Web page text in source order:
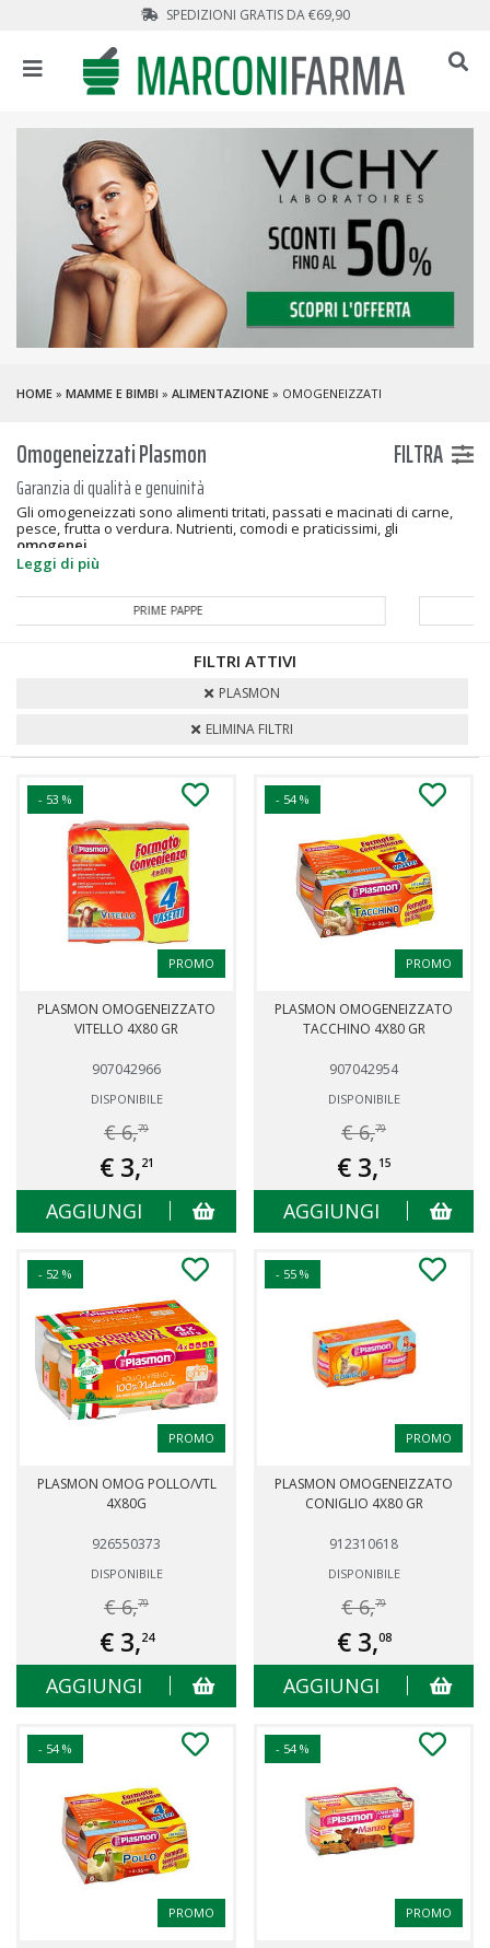
SPEDIZIONI GRATIS DA €69,90
HOME » MAMME E BIMBI » ALIMENTAZIONE » OMOGENEIZZATI
Omogeneizzati Plasmon FILTRA
Garanzia di qualità e genuinità
Gli omogeneizzati sono alimenti tritati, passati e macinati di carne,
pesce, frutta o verdura. Nutrienti, comodi e praticissimi, gli
omogenei...
Leggi di più
OMOGENEIZZATI
FILTRI ATTIVI
PLASMON
ELIMINA FILTRI
- 53 %
PROMO
PLASMON OMOGENEIZZATO
VITELLO 4X80 GR
907042966
DISPONIBILE
€ 6,79
€ 3,21
AGGIUNGI
- 54 %
PROMO
PLASMON OMOGENEIZZATO
TACCHINO 4X80 GR
907042954
DISPONIBILE
€ 6,79
€ 3,15
AGGIUNGI
- 52 %
PROMO
PLASMON OMOG POLLO/VTL
4X80G
926550373
DISPONIBILE
€ 6,79
€ 3,24
AGGIUNGI
- 55 %
PROMO
PLASMON OMOGENEIZZATO
CONIGLIO 4X80 GR
912310618
DISPONIBILE
€ 6,79
€ 3,08
AGGIUNGI
- 54 %
PROMO
- 54 %
PROMO